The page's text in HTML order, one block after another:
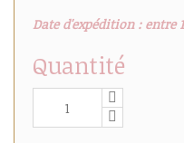
Date d'expédition : entre
Quantité